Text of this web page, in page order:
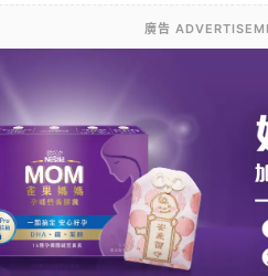
廣告